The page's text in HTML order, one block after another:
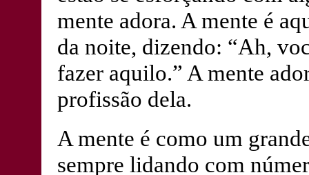
mente adora. A mente é
da noite, dizendo: “Ah,
fazer aquilo.” A mente
profissão dela.
A mente é como um
sempre lidando com